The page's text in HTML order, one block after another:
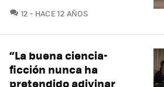
12 COMENTARIOS
HACE 12 AÑOS
“La buena ciencia-
ficción nunca ha
pretendido adivinar